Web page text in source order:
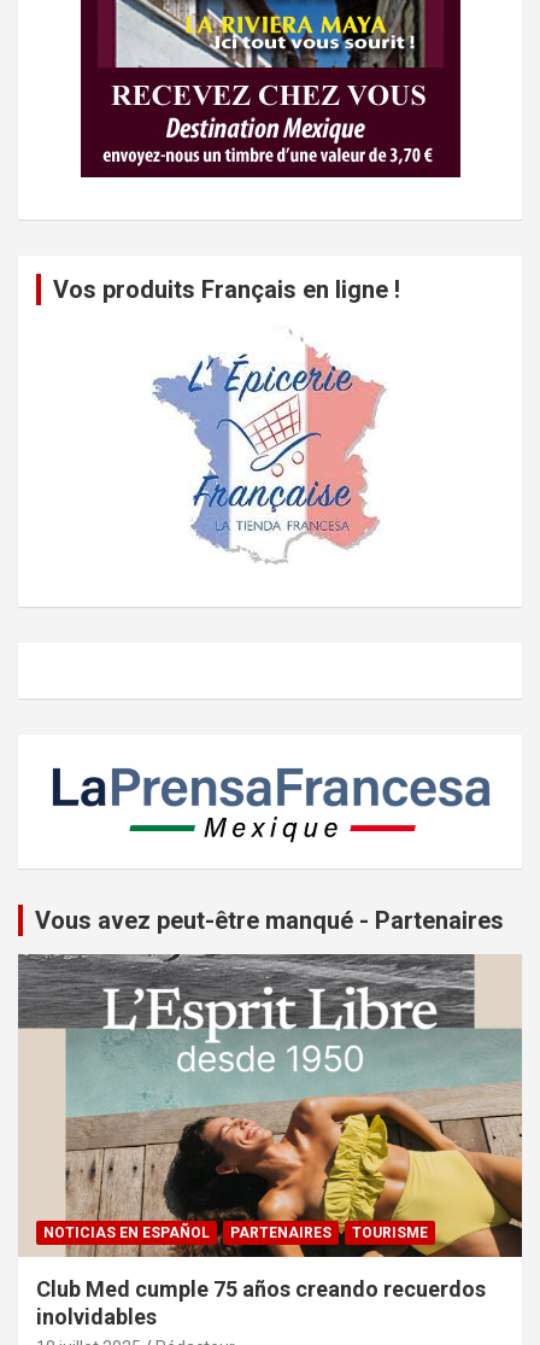
Vos produits Français en ligne !
Vous avez peut-être manqué - Partenaires
NOTICIAS EN ESPAÑOL PARTENAIRES TOURISME
Club Med cumple 75 años creando recuerdos
inolvidables